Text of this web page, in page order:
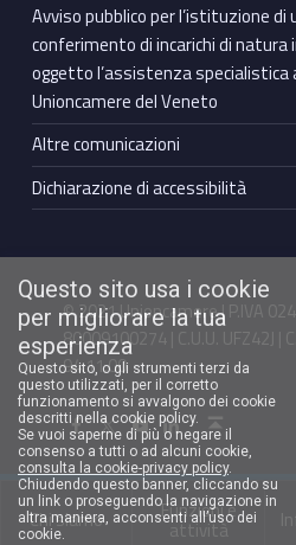
Chi siamo Funzioni e
attività
Avviso pubblico per l’istituzione di
conferimento di incarichi di
oggetto l’assistenza
Unioncamere del Veneto
Altre comunicazioni
Dichiarazione di accessibilità
© 2021 Unioncamere | P.IVA
80009100274 | C.U.U. UFZ42J |
94.11.00
Facebook Unioncamere VenetoTwitter Unioncamere VenetoYoutube Unioncamere VenetoLinkedin Unioncamere Veneto Torna in cima ↑
Questo sito usa i cookie
per migliorare la tua
esperienza
Questo sito, o gli strumenti terzi da
questo utilizzati, per il corretto
funzionamento si avvalgono dei cookie
descritti nella cookie policy.
Se vuoi saperne di più o negare il
consenso a tutti o ad alcuni cookie,
consulta la cookie-privacy policy.
Chiudendo questo banner, cliccando su
un link o proseguendo la navigazione in
altra maniera, acconsenti all’uso dei
cookie.